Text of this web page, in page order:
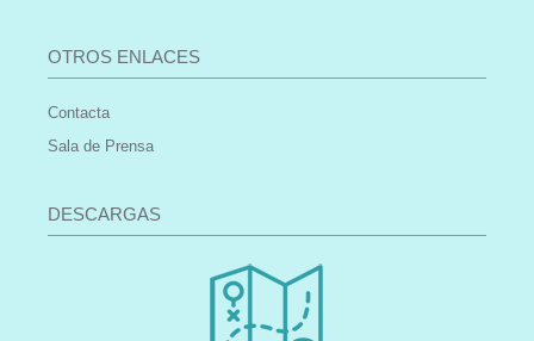
OTROS ENLACES
Contacta
Sala de Prensa
DESCARGAS